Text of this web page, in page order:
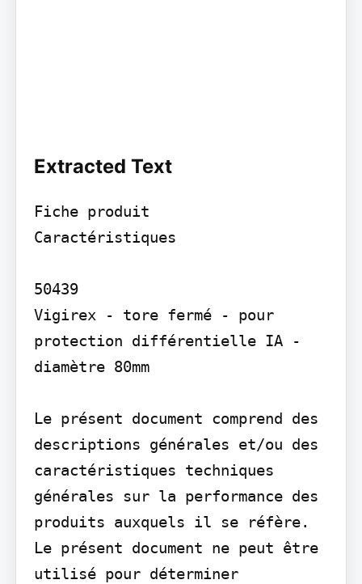
Extracted Text
Fiche produit
Caractéristiques
50439
Vigirex - tore fermé - pour
protection différentielle IA -
diamètre 80mm
Le présent document comprend des
descriptions générales et/ou des
caractéristiques techniques
générales sur la performance des
produits auxquels il se réfère.
Le présent document ne peut être
utilisé pour déterminer